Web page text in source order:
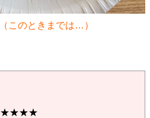
このときまでは…）
】★★★★